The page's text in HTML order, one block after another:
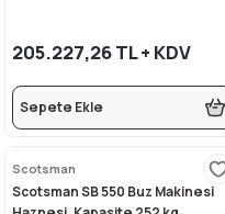
205.227,26 TL + KDV
Sepete Ekle
Scotsman
Scotsman SB 550 Buz Makinesi